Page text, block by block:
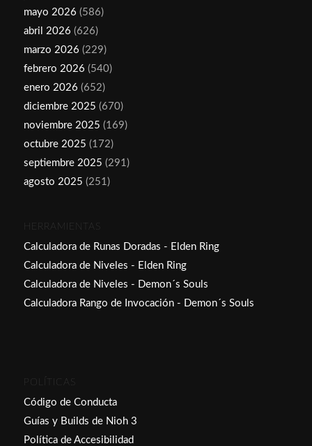
mayo 2026 (586)
abril 2026 (626)
marzo 2026 (229)
febrero 2026 (540)
enero 2026 (652)
diciembre 2025 (670)
noviembre 2025 (169)
octubre 2025 (172)
septiembre 2025 (291)
agosto 2025 (251)
HERRAMIENTAS
Calculadora de Runas Doradas - Elden Ring
Calculadora de Niveles - Elden Ring
Calculadora de Niveles - Demon´s Souls
Calculadora Rango de Invocación - Demon´s Souls
POLÍTICAS
Código de Conducta
Guías y Builds de Nioh 3
Política de Accesibilidad